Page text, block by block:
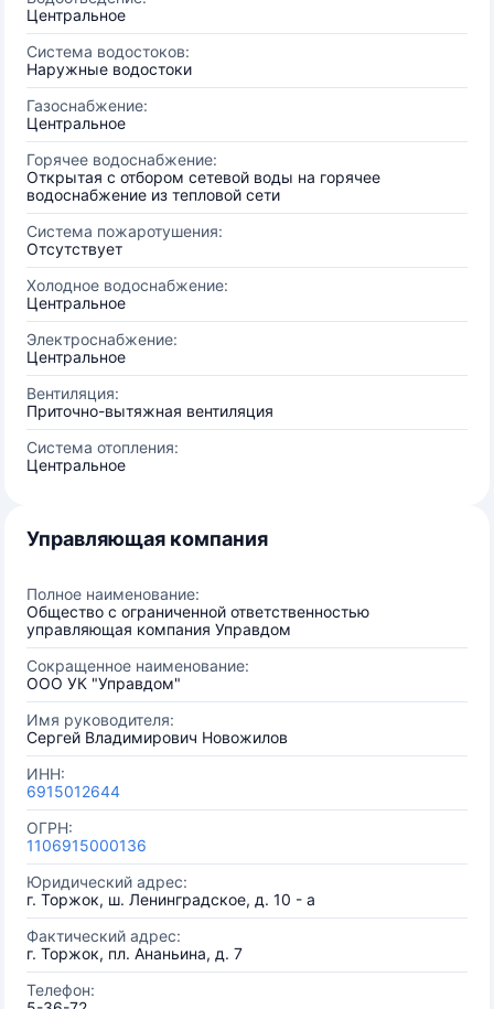
Центральное
Система водостоков:
Наружные водостоки
Газоснабжение:
Центральное
Горячее водоснабжение:
Открытая с отбором сетевой воды на горячее
водоснабжение из тепловой сети
Система пожаротушения:
Отсутствует
Холодное водоснабжение:
Центральное
Электроснабжение:
Центральное
Вентиляция:
Приточно-вытяжная вентиляция
Система отопления:
Центральное
Управляющая компания
Полное наименование:
Общество с ограниченной ответственностью
управляющая компания Управдом
Сокращенное наименование:
ООО УК "Управдом"
Имя руководителя:
Сергей Владимирович Новожилов
ИНН:
6915012644
ОГРН:
1106915000136
Юридический адрес:
г. Торжок, ш. Ленинградское, д. 10 - а
Фактический адрес:
г. Торжок, пл. Ананьина, д. 7
Телефон: